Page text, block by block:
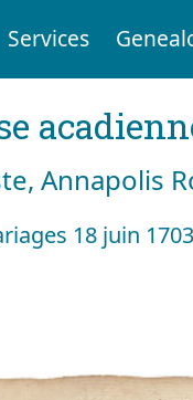
Services
Annapolis
18 juin 1703